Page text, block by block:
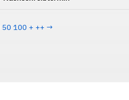
50 100 + ++ →